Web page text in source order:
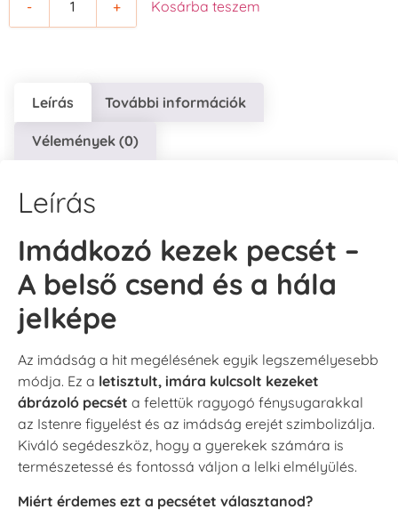
- + Kosárba teszem
Leírás További információk
Vélemények (0)
Leírás
Imádkozó kezek pecsét –
A belső csend és a hála
jelképe
Az imádság a hit megélésének egyik legszemélyesebb
módja. Ez a letisztult, imára kulcsolt kezeket
ábrázoló pecsét a felettük ragyogó fénysugarakkal
az Istenre figyelést és az imádság erejét szimbolizálja.
Kiváló segédeszköz, hogy a gyerekek számára is
természetessé és fontossá váljon a lelki elmélyülés.
Miért érdemes ezt a pecsétet választanod?